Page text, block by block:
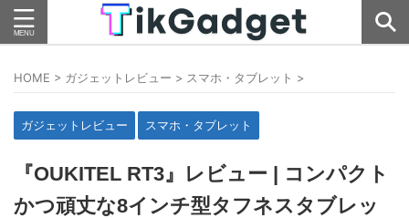
HOME > ガジェットレビュー > スマホ・タブレット >
ガジェットレビュー スマホ・タブレット
『OUKITEL RT3』レビュー | コンパクト
かつ頑丈な8インチ型タフネスタブレッ